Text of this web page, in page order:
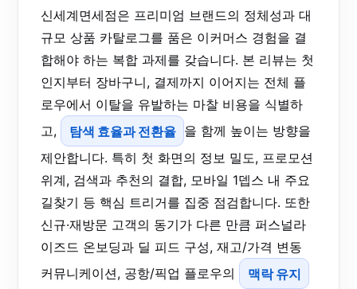
신세계면세점은 프리미엄 브랜드의 정체성과 대
규모 상품 카탈로그를 품은 이커머스 경험을 결
합해야 하는 복합 과제를 갖습니다. 본 리뷰는 첫
인지부터 장바구니, 결제까지 이어지는 전체 플
로우에서 이탈을 유발하는 마찰 비용을 식별하
고,
탐색 효율과 전환율 을 함께 높이는 방향을
제안합니다. 특히 첫 화면의 정보 밀도, 프로모션
위계, 검색과 추천의 결합, 모바일 1뎁스 내 주요
길찾기 등 핵심 트리거를 집중 점검합니다. 또한
신규·재방문 고객의 동기가 다른 만큼 퍼스널라
이즈드 온보딩과 딜 피드 구성, 재고/가격 변동
커뮤니케이션, 공항/픽업 플로우의
맥락 유지